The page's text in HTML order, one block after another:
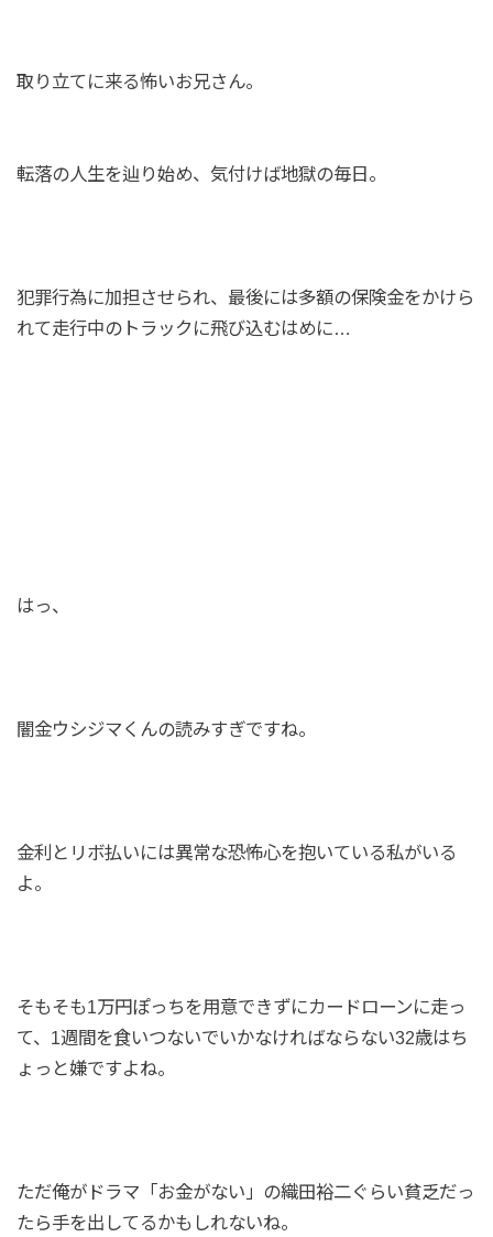
取り立てに来る怖いお兄さん。
転落の人生を辿り始め、気付けば地獄の毎日。
犯罪行為に加担させられ、最後には多額の保険金をかけら
れて走行中のトラックに飛び込むはめに…
はっ、
闇金ウシジマくんの読みすぎですね。
金利とリボ払いには異常な恐怖心を抱いている私がいる
よ。
そもそも1万円ぽっちを用意できずにカードローンに走っ
て、1週間を食いつないでいかなければならない32歳はち
ょっと嫌ですよね。
ただ俺がドラマ「お金がない」の織田裕二ぐらい貧乏だっ
たら手を出してるかもしれないね。